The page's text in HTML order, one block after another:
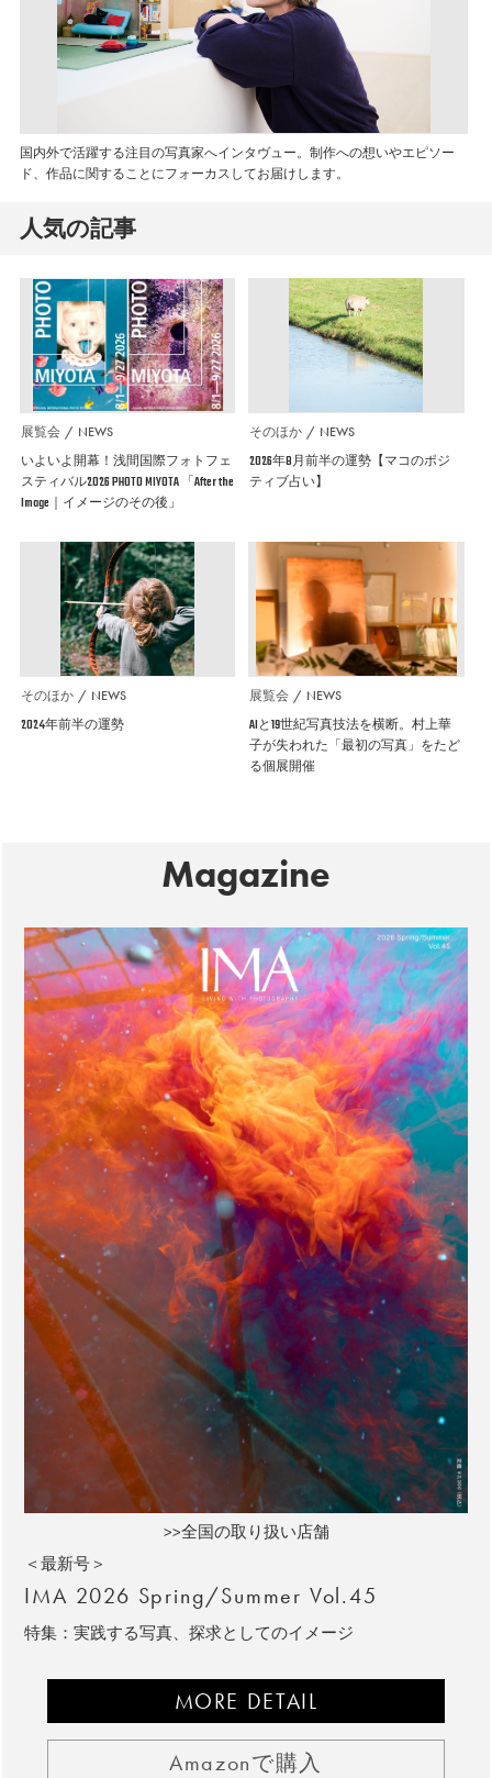
国内外で活躍する注目の写真家へインタヴュー。制作への想いやエピソー
ド、作品に関することにフォーカスしてお届けします。
人気の記事
展覧会 NEWS
いよいよ開幕！浅間国際フォトフェ
スティバル2026 PHOTO MIYOTA 「After the
Image｜イメージのその後」
そのほか NEWS
2026年8月前半の運勢【マコのポジ
ティブ占い】
そのほか NEWS
2024年前半の運勢
展覧会 NEWS
AIと19世紀写真技法を横断。村上華
子が失われた「最初の写真」をたど
る個展開催
Magazine
>>全国の取り扱い店舗
＜最新号＞
IMA 2026 Spring/Summer Vol.45
特集：実践する写真、探求としてのイメージ
MORE DETAIL
Amazonで購入